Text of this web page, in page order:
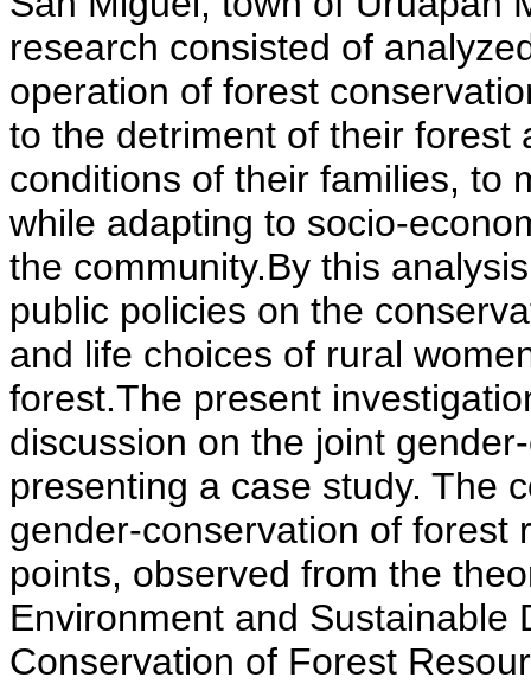
research consisted of
operation of forest
to the detriment of their forest
conditions of their families, to
while adapting to socio-
the community.By this
public policies on the
and life choices of rural
forest.The present
discussion on the joint
presenting a case study. The
gender-conservation of forest
points, observed from the
Environment and Sustainable
Conservation of Forest